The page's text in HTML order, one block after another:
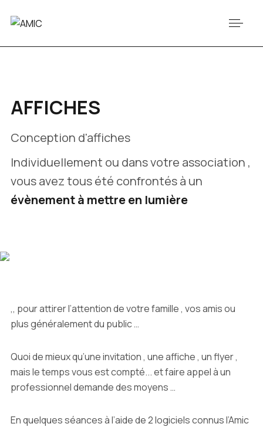
AFFICHES
Conception d'affiches
Individuellement ou dans votre association ,
vous avez tous été confrontés à un
évènement à mettre en lumière
,, pour attirer l’attention de votre famille , vos amis ou
plus généralement du public …
Quoi de mieux qu’une invitation , une affiche , un flyer ,
mais le temps vous est compté... et faire appel à un
professionnel demande des moyens …
En quelques séances à l’aide de 2 logiciels connus l’Amic